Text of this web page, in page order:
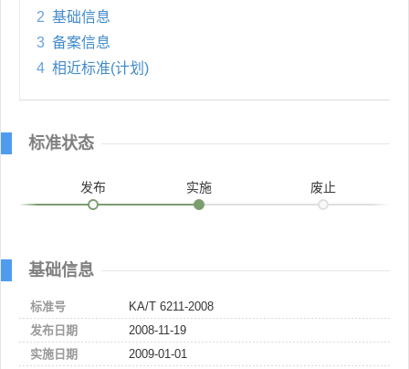
2 基础信息
3 备案信息
4 相近标准(计划)
标准状态
发布 实施 废止
基础信息
标准号
KA/T 6211-2008
发布日期
2008-11-19
实施日期
2009-01-01